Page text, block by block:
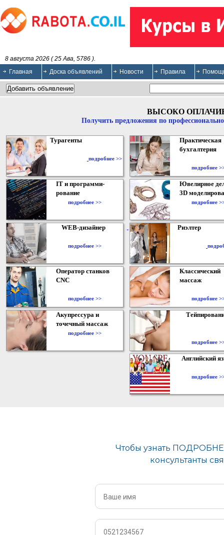
8 августа 2026 ( 25 Ава, 5786 ).
Главная
Доска объявлений Новости Правила
ВЫСОКО
Получить предложения по
Турагенты
подробнее >>
Практическая
бухгалтерия
подробнее
IT и программи-
рование
подробнее >>
Ювелирное
3D
подробнее
WEB-дизайнер
подробнее >>
Риэлтер
Оператор станков
CNC
подробнее >>
Классический
массаж
подробнее
Акупрессура и
точечный массаж
подробнее >>
подробнее
Английский
подробнее